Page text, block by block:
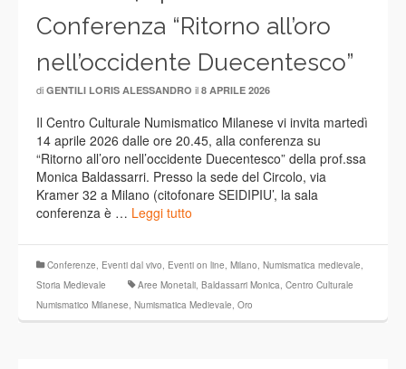
Conferenza “Ritorno all’oro
nell’occidente Duecentesco”
di GENTILI LORIS ALESSANDRO il 8 APRILE 2026
Il Centro Culturale Numismatico Milanese vi invita martedì
14 aprile 2026 dalle ore 20.45, alla conferenza su
“Ritorno all’oro nell’occidente Duecentesco” della prof.ssa
Monica Baldassarri. Presso la sede del Circolo, via
Kramer 32 a Milano (citofonare SEIDIPIU’, la sala
conferenza è … Leggi tutto
Conferenze, Eventi dal vivo, Eventi on line, Milano, Numismatica medievale,
Storia Medievale
Aree Monetali, Baldassarri Monica, Centro Culturale
Numismatico Milanese, Numismatica Medievale, Oro